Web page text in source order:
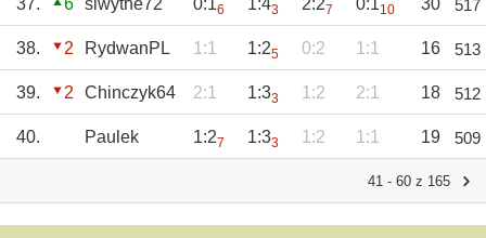
37. 6 siwythe72 0:16 1:43 2:27 0:110 30 517
38. 2 RydwanPL 1:1 1:25 0:2 1:1 16 513
39. 2 Chinczyk64 2:1 1:33 1:2 2:1 18 512
40. Paulek 1:27 1:33 1:2 1:1 19 509
41 - 60 z 165